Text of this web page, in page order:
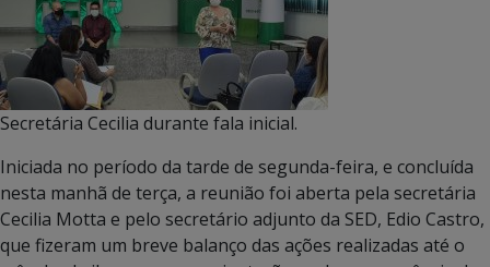
Secretária Cecilia durante fala inicial.
Iniciada no período da tarde de segunda-feira, e concluída
nesta manhã de terça, a reunião foi aberta pela secretária
Cecilia Motta e pelo secretário adjunto da SED, Edio Castro,
que fizeram um breve balanço das ações realizadas até o